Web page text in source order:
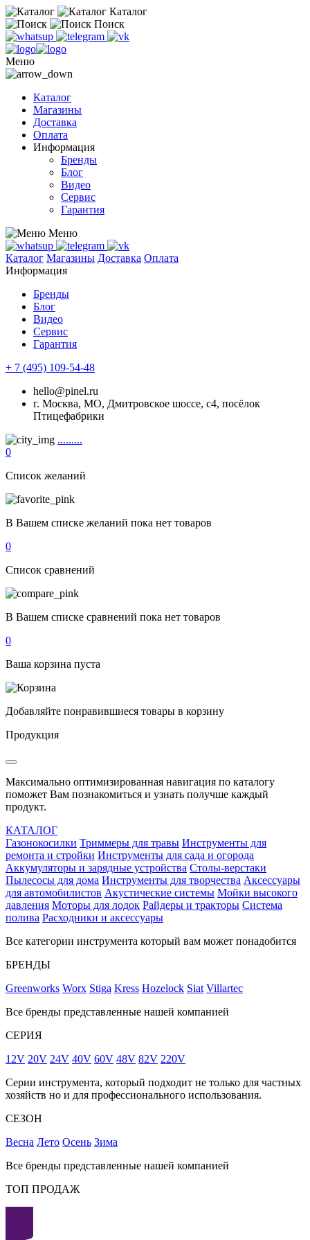
Каталог
Поиск
Меню
Каталог
Магазины
Доставка
Оплата
Информация
Бренды
Блог
Видео
Сервис
Гарантия
Меню
Каталог Магазины Доставка Оплата
Информация
Бренды
Блог
Видео
Сервис
Гарантия
+ 7 (495) 109-54-48
hello@pinel.ru
г. Москва, МО, Дмитровское шоссе, с4, посёлок
Птицефабрики
.........
0
Список желаний
В Вашем списке желаний пока нет товаров
0
Список сравнений
В Вашем списке сравнений пока нет товаров
0
Ваша корзина пуста
Добавляйте понравившиеся товары в корзину
Продукция
Максимально оптимизированная навигация по каталогу
поможет Вам познакомиться и узнать получше каждый
продукт.
КАТАЛОГ
Газонокосилки Триммеры для травы Инструменты для
ремонта и стройки Инструменты для сада и огорода
Аккумуляторы и зарядные устройства Столы-верстаки
Пылесосы для дома Инструменты для творчества Аксессуары
для автомобилистов Акустические системы Мойки высокого
давления Моторы для лодок Райдеры и тракторы Система
полива Расходники и аксессуары
Все категории инструмента который вам может понадобится
БРЕНДЫ
Greenworks Worx Stiga Kress Hozelock Siat Villartec
Все бренды представленные нашей компанией
СЕРИЯ
12V 20V 24V 40V 60V 48V 82V 220V
Серии инструмента, который подходит не только для частных
хозяйств но и для профессионального использования.
СЕЗОН
Весна Лето Осень Зима
Все бренды представленные нашей компанией
ТОП ПРОДАЖ